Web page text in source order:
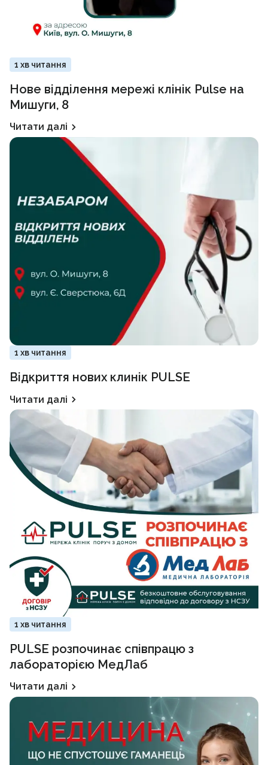
1 хв читання
Нове відділення мережі клінік Pulse на
Мишуги, 8
Читати далі
1 хв читання
Відкриття нових клинік PULSE
Читати далі
1 хв читання
PULSE розпочинає співпрацю з
лабораторією МедЛаб
Читати далі